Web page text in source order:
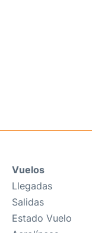
Vuelos
Llegadas
Salidas
Estado Vuelo